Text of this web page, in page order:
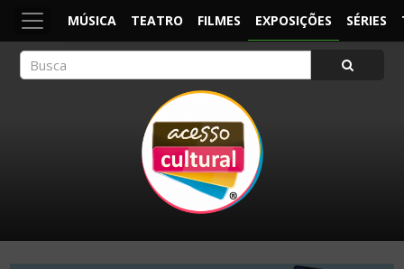
MÚSICA TEATRO FILMES EXPOSIÇÕES SÉRIES